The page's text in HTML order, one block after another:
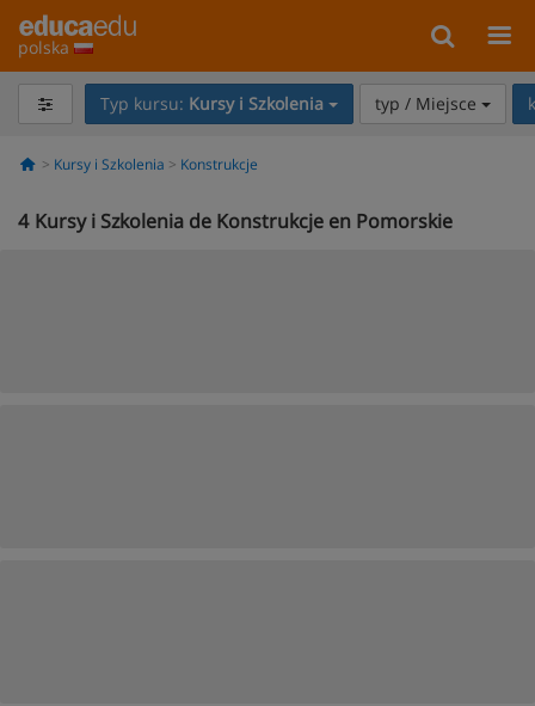
polska
Typ kursu: Kursy i Szkolenia typ / Miejsce
Kursy i Szkolenia Konstrukcje
4 Kursy i Szkolenia de Konstrukcje en Pomorskie